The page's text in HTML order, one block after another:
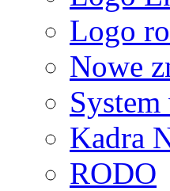
Logo
Nowe
Kadra
RODO